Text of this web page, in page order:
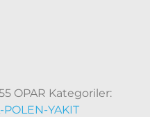
OPAR Kategoriler:
POLEN-YAKIT